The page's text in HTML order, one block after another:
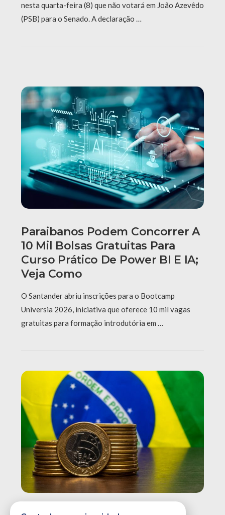
nesta quarta-feira (8) que não votará em João Azevêdo
(PSB) para o Senado. A declaração …
Paraibanos Podem Concorrer A
10 Mil Bolsas Gratuitas Para
Curso Prático De Power BI E IA;
Veja Como
O Santander abriu inscrições para o Bootcamp
Universia 2026, iniciativa que oferece 10 mil vagas
gratuitas para formação introdutória em …